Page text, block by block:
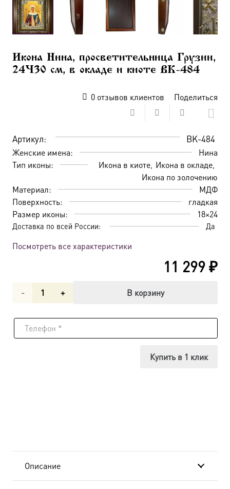
Икона Нина, просветительница Грузии,
24×30 см, в окладе и киоте BK-484
0отзывов клиентов Поделиться
Артикул: BK-484
Женские имена:
Нина
Тип иконы:
Икона в киоте Икона в окладе
Икона по золочению
Материал:
МДФ
Поверхность:
гладкая
Размер иконы:
18×24
Доставка по всей России: Да
Посмотреть все характеристики
11 299₽
Количество
Икона
В корзину
Купить в 1 клик
Описание